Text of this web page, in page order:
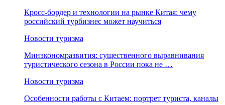
Кросс-бордер и технологии на рынке Китая: чему
российский турбизнес может научиться
Новости туризма
Минэкономразвития: существенного выравнивания
туристического сезона в России пока не …
Новости туризма
Особенности работы с Китаем: портрет туриста, каналы